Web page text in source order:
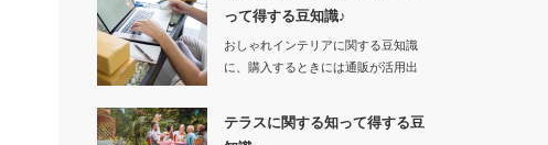
って得する豆知識♪
おしゃれインテリアに関する豆知識
に、購入するときには通販が活用出
テラスに関する知って得する豆